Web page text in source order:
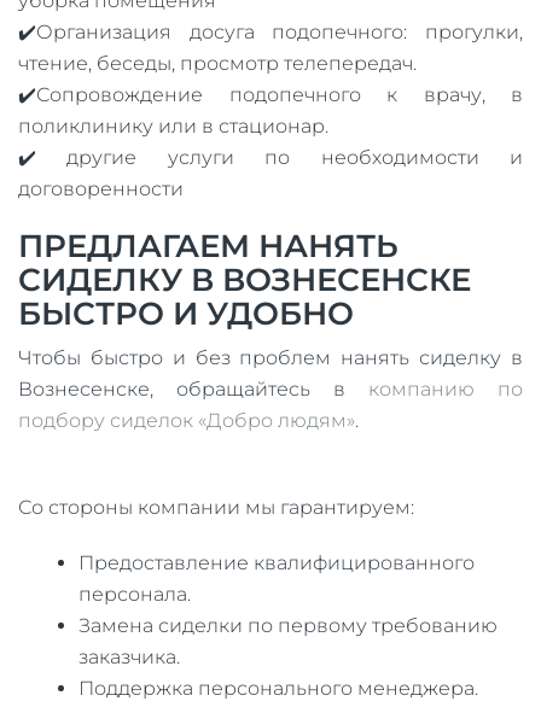
✔️Организация досуга подопечного: прогулки,
чтение, беседы, просмотр телепередач.
✔️Сопровождение подопечного к врачу, в
поликлинику или в стационар.
✔️ другие услуги по необходимости и
договоренности
ПРЕДЛАГАЕМ НАНЯТЬ
СИДЕЛКУ В ВОЗНЕСЕНСКЕ
БЫСТРО И УДОБНО
Чтобы быстро и без проблем нанять сиделку в
Вознесенске, обращайтесь в компанию по
подбору сиделок «Добро людям».
Со стороны компании мы гарантируем:
Предоставление квалифицированного
персонала.
Замена сиделки по первому требованию
заказчика.
Поддержка персонального менеджера.